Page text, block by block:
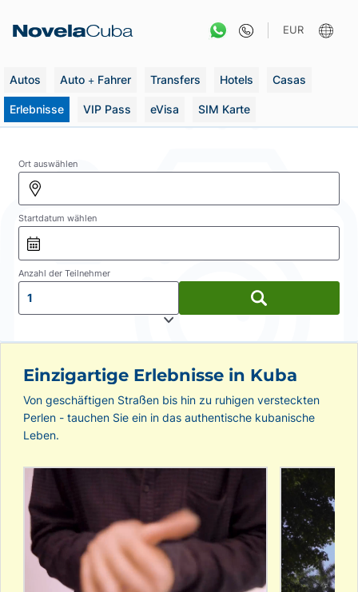
Inhalt
EUR
Autos Auto + Fahrer Transfers Hotels Casas
Erlebnisse VIP Pass eVisa SIM Karte
Ort auswählen
Startdatum wählen
Anzahl der Teilnehmer
1
Einzigartige Erlebnisse in Kuba
Von geschäftigen Straßen bis hin zu ruhigen versteckten
Perlen - tauchen Sie ein in das authentische kubanische
Leben.